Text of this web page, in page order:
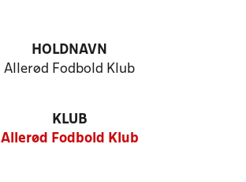
HOLDNAVN
Allerød Fodbold Klub
KLUB
Allerød Fodbold Klub